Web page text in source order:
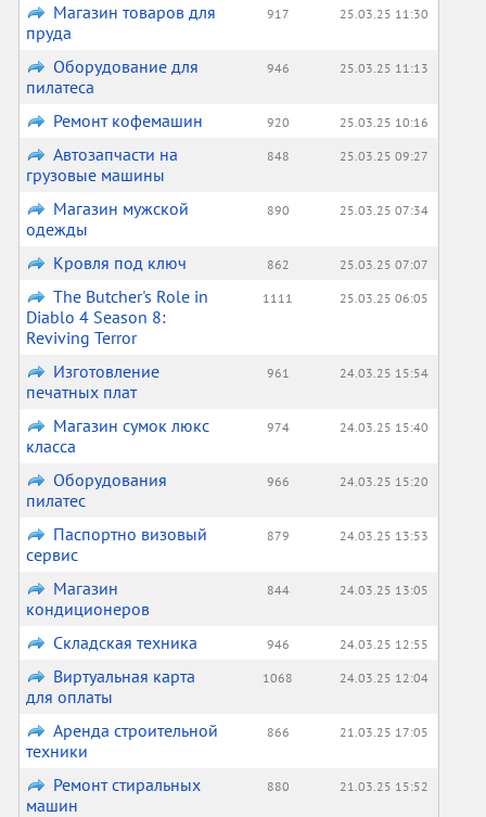
Магазин товаров для
пруда
917 25.03.25 11:30
Оборудование для
пилатеса
946 25.03.25 11:13
Ремонт кофемашин 920 25.03.25 10:16
Автозапчасти на
грузовые машины
848 25.03.25 09:27
Магазин мужской
одежды
890 25.03.25 07:34
Кровля под ключ 862 25.03.25 07:07
The Butcher's Role in
Diablo 4 Season 8:
Reviving Terror
1111 25.03.25 06:05
Изготовление
печатных плат
961 24.03.25 15:54
Магазин сумок люкс
класса
974 24.03.25 15:40
Оборудования
пилатес
966 24.03.25 15:20
Паспортно визовый
сервис
879 24.03.25 13:53
Магазин
кондиционеров
844 24.03.25 13:05
Складская техника 946 24.03.25 12:55
Виртуальная карта
для оплаты
1068 24.03.25 12:04
Аренда строительной
техники
866 21.03.25 17:05
Ремонт стиральных
машин
880 21.03.25 15:52